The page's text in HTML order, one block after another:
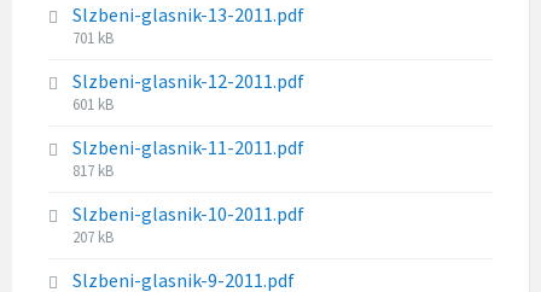
e
l
e
i
z
e
:
Slzbeni-glasnik-13-2011.pdf
F
l
e
i
z
e
:
701 kB
Slzbeni-glasnik-12-2011.pdf
F
l
e
i
z
e
601 kB
Slzbeni-glasnik-11-2011.pdf
F
l
e
817 kB
Slzbeni-glasnik-10-2011.pdf
F
l
207 kB
Slzbeni-glasnik-9-2011.pdf